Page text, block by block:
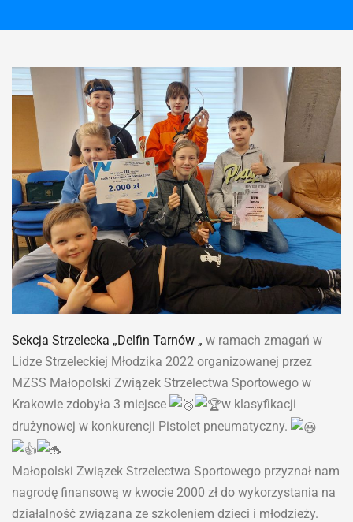
Sekcja Strzelecka „Delfin Tarnów „ w ramach zmagań w
Lidze Strzeleckiej Młodzika 2022 organizowanej przez
MZSS Małopolski Związek Strzelectwa Sportowego w
Krakowie zdobyła 3 miejsce
w klasyfikacji
drużynowej w konkurencji Pistolet pneumatyczny.
Małopolski Związek Strzelectwa Sportowego przyznał nam
nagrodę finansową w kwocie 2000 zł do wykorzystania na
działalność związana ze szkoleniem dzieci i młodzieży.